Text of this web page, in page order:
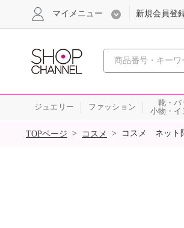
心おどる
マイメニュー 新規会員登
ジュエリー ファッション
靴・バ
小物・イ
SALE
TOPページ > コスメ > コスメ ネット